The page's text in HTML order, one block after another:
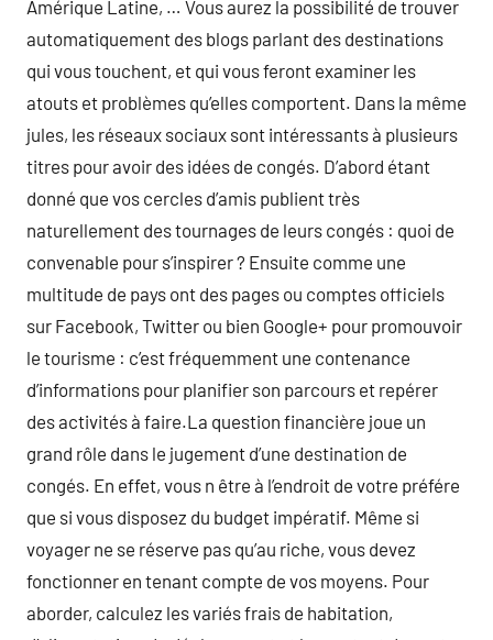
Amérique Latine, … Vous aurez la possibilité de trouver
automatiquement des blogs parlant des destinations
qui vous touchent, et qui vous feront examiner les
atouts et problèmes qu’elles comportent. Dans la même
jules, les réseaux sociaux sont intéressants à plusieurs
titres pour avoir des idées de congés. D’abord étant
donné que vos cercles d’amis publient très
naturellement des tournages de leurs congés : quoi de
convenable pour s’inspirer ? Ensuite comme une
multitude de pays ont des pages ou comptes officiels
sur Facebook, Twitter ou bien Google+ pour promouvoir
le tourisme : c’est fréquemment une contenance
d’informations pour planifier son parcours et repérer
des activités à faire.La question financière joue un
grand rôle dans le jugement d’une destination de
congés. En effet, vous n être à l’endroit de votre préfére
que si vous disposez du budget impératif. Même si
voyager ne se réserve pas qu’au riche, vous devez
fonctionner en tenant compte de vos moyens. Pour
aborder, calculez les variés frais de habitation,